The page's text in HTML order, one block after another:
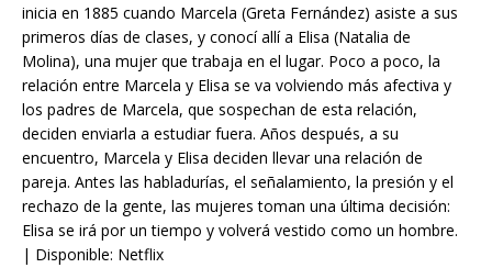
inicia en 1885 cuando Marcela (Greta Fernández) asiste a sus
primeros días de clases, y conocí allí a Elisa (Natalia de
Molina), una mujer que trabaja en el lugar. Poco a poco, la
relación entre Marcela y Elisa se va volviendo más afectiva y
los padres de Marcela, que sospechan de esta relación,
deciden enviarla a estudiar fuera. Años después, a su
encuentro, Marcela y Elisa deciden llevar una relación de
pareja. Antes las habladurías, el señalamiento, la presión y el
rechazo de la gente, las mujeres toman una última decisión:
Elisa se irá por un tiempo y volverá vestido como un hombre.
| Disponible: Netflix